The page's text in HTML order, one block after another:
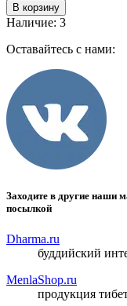
В корзину
Наличие: 3
Оставайтесь с нами:
Заходите в другие наши
посылкой
Dharma.ru
буддийский
MenlaShop.ru
продукция